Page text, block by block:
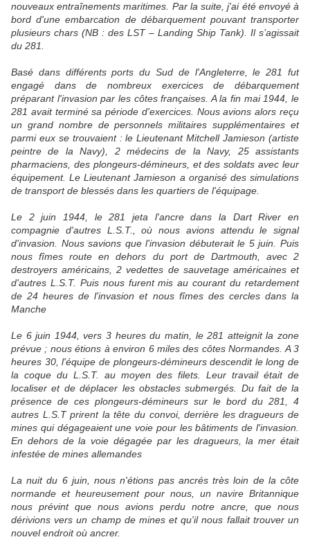
nouveaux entraînements maritimes. Par la suite, j'ai été envoyé à
bord d'une embarcation de débarquement pouvant transporter
plusieurs chars (NB : des LST – Landing Ship Tank). Il s’agissait
du 281.
Basé dans différents ports du Sud de l'Angleterre, le 281 fut
engagé dans de nombreux exercices de débarquement
préparant l'invasion par les côtes françaises. A la fin mai 1944, le
281 avait terminé sa période d'exercices. Nous avions alors reçu
un grand nombre de personnels militaires supplémentaires et
parmi eux se trouvaient : le Lieutenant Mitchell Jamieson (artiste
peintre de la Navy), 2 médecins de la Navy, 25 assistants
pharmaciens, des plongeurs-démineurs, et des soldats avec leur
équipement. Le Lieutenant Jamieson a organisé des simulations
de transport de blessés dans les quartiers de l'équipage.
Le 2 juin 1944, le 281 jeta l'ancre dans la Dart River en
compagnie d'autres L.S.T., où nous avions attendu le signal
d'invasion. Nous savions que l'invasion débuterait le 5 juin. Puis
nous fîmes route en dehors du port de Dartmouth, avec 2
destroyers américains, 2 vedettes de sauvetage américaines et
d'autres L.S.T. Puis nous furent mis au courant du retardement
de 24 heures de l'invasion et nous fîmes des cercles dans la
Manche
Le 6 juin 1944, vers 3 heures du matin, le 281 atteignit la zone
prévue ; nous étions à environ 6 miles des côtes Normandes. A 3
heures 30, l'équipe de plongeurs-démineurs descendit le long de
la coque du L.S.T. au moyen des filets. Leur travail était de
localiser et de déplacer les obstacles submergés. Du fait de la
présence de ces plongeurs-démineurs sur le bord du 281, 4
autres L.S.T prirent la tête du convoi, derrière les dragueurs de
mines qui dégageaient une voie pour les bâtiments de l'invasion.
En dehors de la voie dégagée par les dragueurs, la mer était
infestée de mines allemandes
La nuit du 6 juin, nous n'étions pas ancrés très loin de la côte
normande et heureusement pour nous, un navire Britannique
nous prévint que nous avions perdu notre ancre, que nous
dérivions vers un champ de mines et qu'il nous fallait trouver un
nouvel endroit où ancrer.